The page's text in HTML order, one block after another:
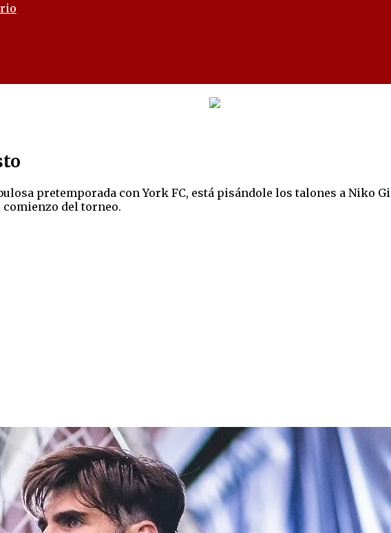
pretemporada con York FC, está pisándole los talones a Niko
del torneo.